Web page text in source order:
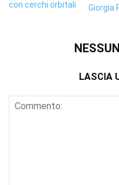
Giorgia
LASCIA